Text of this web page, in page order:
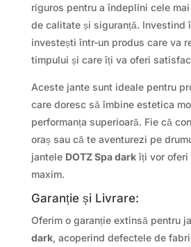
riguros pentru a îndeplini cele
de calitate și siguranță. Investind
investești într-un produs care va
timpului și care îți va oferi
Aceste jante sunt ideale pentru
care doresc să îmbine estetica
performanța superioară. Fie că
oraș sau că te aventurezi pe
jantele DOTZ Spa darkîți vor oferi
maxim.
Garanție și Livrare:
Oferim o garanție extinsă pentru
dark, acoperind defectele de